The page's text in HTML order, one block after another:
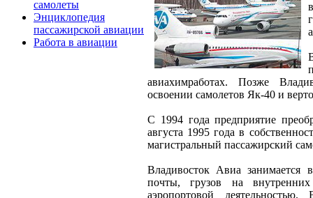
самолеты
Энциклопедия
пассажирской авиации
Работа в авиации
авиахимработах. Позже
освоении самолетов Як-40 и
С 1994 года предприятие
августа 1995 года в
магистральный пассажирский
Владивосток Авиа занимается
почты, грузов на
аэропортовой